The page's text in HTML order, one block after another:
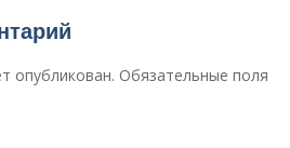
опубликован. Обязательные поля